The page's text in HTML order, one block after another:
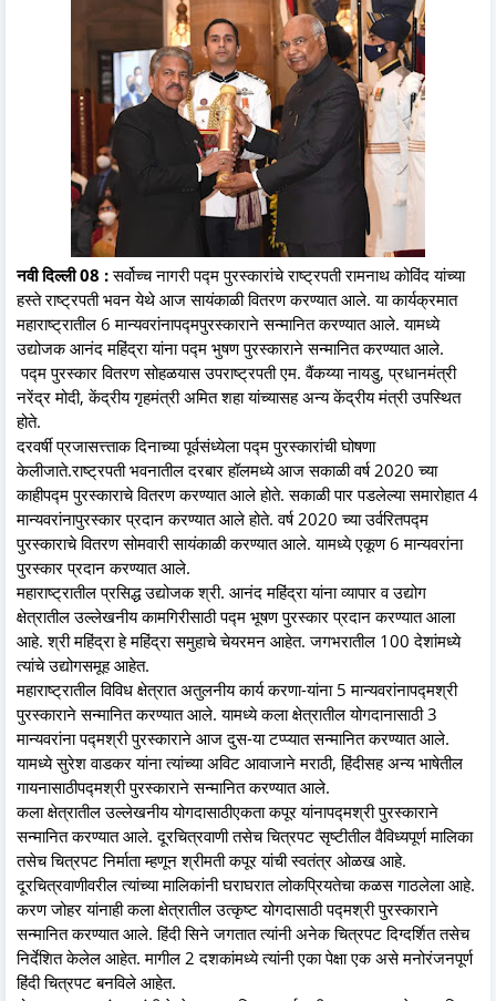
नवी दिल्ली 08 :सर्वोच्च नागरी पद्म पुरस्कारांचे राष्ट्रपती रामनाथ कोविंद यांच्या
हस्ते राष्ट्रपती भवन येथे आज सायंकाळी वितरण करण्यात आले. या कार्यक्रमात
महाराष्ट्रातील 6 मान्यवरांनापद्मपुरस्काराने सन्मानित करण्यात आले. यामध्ये
उद्योजक आनंद महिंद्रा यांना पद्म भुषण पुरस्काराने सन्मानित करण्यात आले.
पद्म पुरस्कार वितरण सोहळयास उपराष्ट्रपती एम. वैंकय्या नायडु, प्रधानमंत्री
नरेंद्र मोदी, केंद्रीय गृहमंत्री अमित शहा यांच्यासह अन्य केंद्रीय मंत्री उपस्थित
होते.
दरवर्षी प्रजासत्त्ताक दिनाच्या पूर्वसंध्येला पद्म पुरस्कारांची घोषणा
केलीजाते.राष्ट्रपती भवनातील दरबार हॉलमध्ये आज सकाळी वर्ष 2020 च्या
काहीपद्म पुरस्काराचे वितरण करण्यात आले होते. सकाळी पार पडलेल्या समारोहात 4
मान्यवरांनापुरस्कार प्रदान करण्यात आले होते. वर्ष 2020 च्या उर्वरितपद्म
पुरस्काराचे वितरण सोमवारी सायंकाळी करण्यात आले. यामध्ये एकूण 6 मान्यवरांना
पुरस्कार प्रदान करण्यात आले.
महाराष्ट्रातील प्रसिद्ध उद्योजक श्री. आनंद महिंद्रा यांना व्यापार व उद्योग
क्षेत्रातील उल्लेखनीय कामगिरीसाठी पद्म भूषण पुरस्कार प्रदान करण्यात आला
आहे. श्री महिंद्रा हे महिंद्रा समुहाचे चेयरमन आहेत. जगभरातील 100 देशांमध्ये
त्यांचे उद्योगसमूह आहेत.
महाराष्ट्रातील विविध क्षेत्रात अतुलनीय कार्य करणा-यांना 5 मान्यवरांनापद्मश्री
पुरस्काराने सन्मानित करण्यात आले. यामध्ये कला क्षेत्रातील योगदानासाठी 3
मान्यवरांना पद्मश्री पुरस्काराने आज दुस-या टप्प्यात सन्मानित करण्यात आले.
यामध्ये सुरेश वाडकर यांना त्यांच्या अविट आवाजाने मराठी, हिंदीसह अन्य भाषेतील
गायनासाठीपद्मश्री पुरस्काराने सन्मानित करण्यात आले.
कला क्षेत्रातील उल्लेखनीय योगदासाठीएकता कपूर यांनापद्मश्री पुरस्काराने
सन्मानित करण्यात आले. दूरचित्रवाणी तसेच चित्रपट सृष्टीतील वैविध्यपूर्ण मालिका
तसेच चित्रपट निर्माता म्हणून श्रीमती कपूर यांची स्वतंत्र ओळख आहे.
दूरचित्रवाणीवरील त्यांच्या मालिकांनी घराघरात लोकप्रियतेचा कळस गाठलेला आहे.
करण जोहर यांनाही कला क्षेत्रातील उत्कृष्ट योगदासाठी पद्मश्री पुरस्काराने
सन्मानित करण्यात आले. हिंदी सिने जगतात त्यांनी अनेक चित्रपट दिग्दर्शित तसेच
निर्देशित केलेल आहेत. मागील 2 दशकांमध्ये त्यांनी एका पेक्षा एक असे मनोरंजनपूर्ण
हिंदी चित्रपट बनविले आहेत.